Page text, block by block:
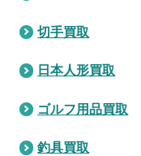
切手買取
日本人形買取
ゴルフ用品買取
釣具買取